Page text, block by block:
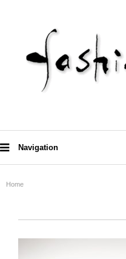
Navigation
Home